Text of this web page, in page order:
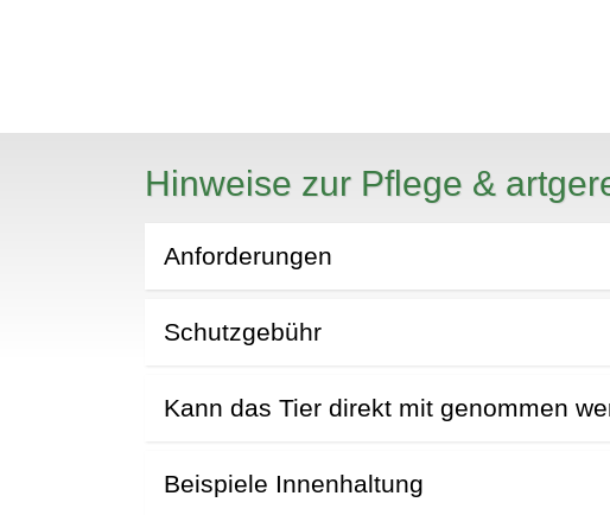
Hinweise zur Pflege &
Anforderungen
Schutzgebühr
Kann das Tier direkt mit genommen
Beispiele Innenhaltung